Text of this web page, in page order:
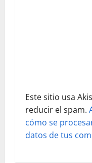
d
a
s
Este sitio usa
reducir el spam.
cómo se
datos de tus